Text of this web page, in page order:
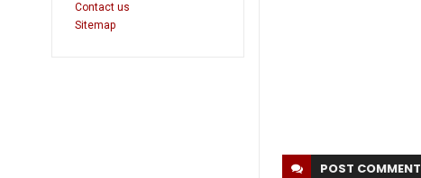
Contact us
Sitemap
POST COMMENT